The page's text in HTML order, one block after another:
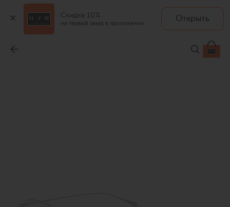
Скидка 10%
на первый заказ в приложении
Открыть